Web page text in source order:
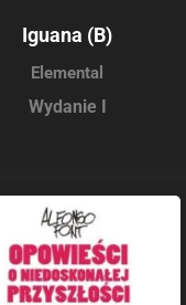
Iguana (B)
Elemental
Wydanie I